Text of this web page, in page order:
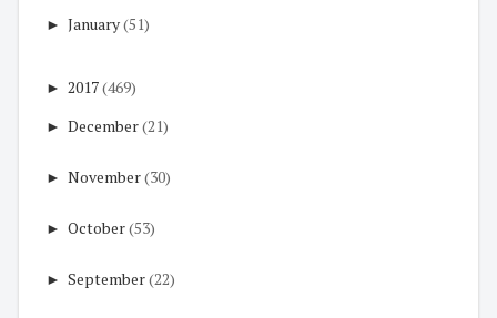
► January(51)
► 2017(469)
► December(21)
► November(30)
► October(53)
► September(22)